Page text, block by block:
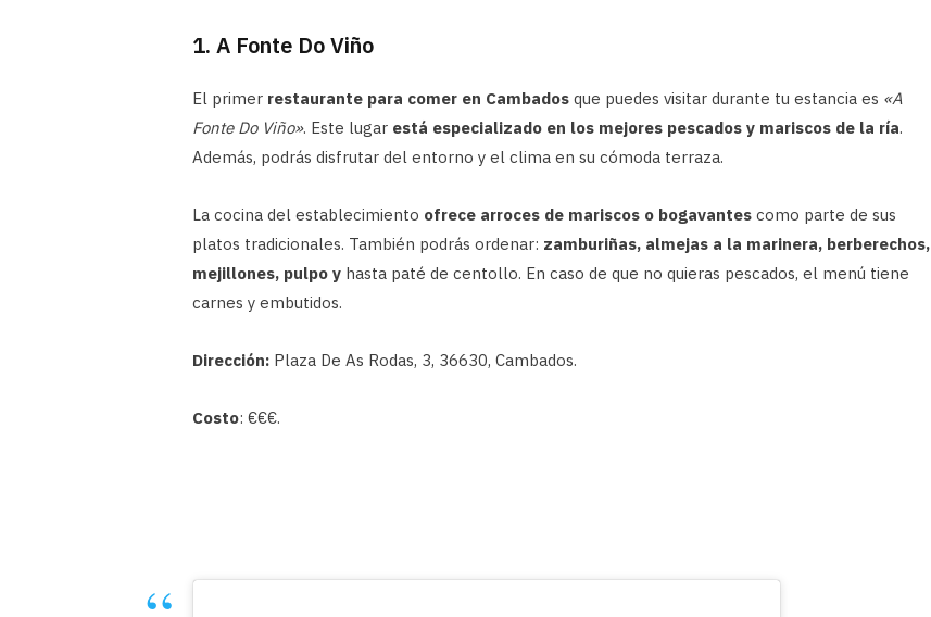
1. A Fonte Do Viño
El primer restaurante para comer en Cambados que puedes visitar durante tu estancia es «A
Fonte Do Viño». Este lugar está especializado en los mejores pescados y mariscos de la ría.
Además, podrás disfrutar del entorno y el clima en su cómoda terraza.
La cocina del establecimiento ofrece arroces de mariscos o bogavantes como parte de sus
platos tradicionales. También podrás ordenar: zamburiñas, almejas a la marinera, berberechos,
mejillones, pulpo y hasta paté de centollo. En caso de que no quieras pescados, el menú tiene
carnes y embutidos.
Dirección: Plaza De As Rodas, 3, 36630, Cambados.
Costo: €€€.